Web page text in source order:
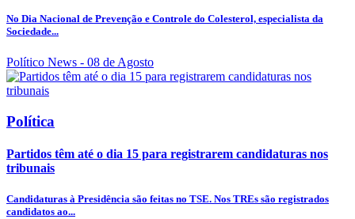
No Dia Nacional de Prevenção e Controle do Colesterol, especialista da
Sociedade...
Político News - 08 de Agosto
Política
Partidos têm até o dia 15 para registrarem candidaturas nos
tribunais
Candidaturas à Presidência são feitas no TSE. Nos TREs são registrados
candidatos ao...